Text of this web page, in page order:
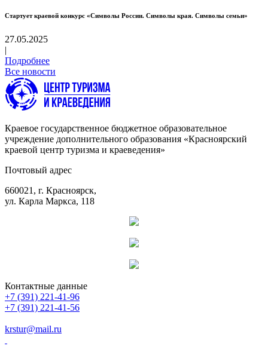
Стартует краевой конкурс «Символы России. Символы края. Символы семьи»
27.05.2025
|
Подробнее
Все новости
Краевое государственное бюджетное образовательное
учреждение дополнительного образования «Красноярский
краевой центр туризма и краеведения»
Почтовый адрес
660021, г. Красноярск,
ул. Карла Маркса, 118
Контактные данные
+7 (391) 221-41-96
+7 (391) 221-41-56
krstur@mail.ru